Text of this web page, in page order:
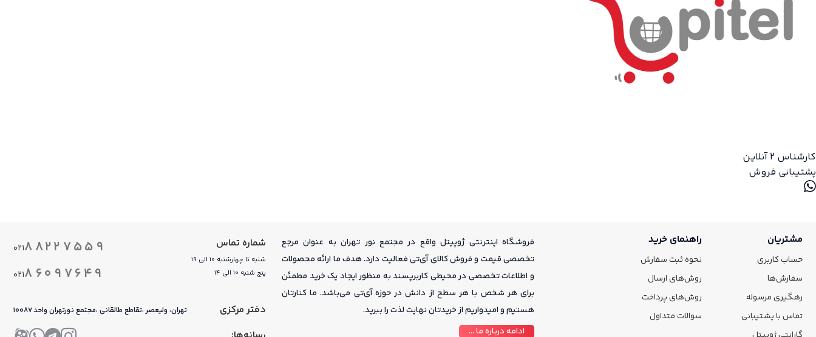
کارشناس 2
آنلاین
پشتیبانی فروش
مشتریان
حساب کاربری
سفارش‌ها
رهگیری مرسوله
تماس با پشتیبانی
راهنمای خرید
نحوه ثبت سفارش
روش‌های ارسال
روش‌های پرداخت
سوالات متداول
فروشگاه اینترنتی ژوپیتل واقع در مجتمع نور تهران به عنوان مرجع
تخصصی قیمت و فروش کالای آی‌تی فعالیت دارد. هدف ما ارائه محصولات
و اطلاعات تخصصی در محیطی کاربرپسند به منظور ایجاد یک خرید مطمئن
برای هر شخص با هر سطح از دانش در حوزه آی‌تی می‌باشد. ما کنارتان
هستیم و امیدواریم از خریدتان نهایت لذت را ببرید.
ادامه درباره ما ...
شماره تماس
شنبه تا چهارشنبه 10 الی 19
پنج شنبه 10 الی 14
۰۲۱۸۸۲۲۷۵۵۹
۰۲۱۸۶۰۹۷۶۴۹
دفتر مرکزی تهران، ولیعصر ،تقاطع طالقانی ،مجتمع نورتهران واحد ۱۰۰۸۷